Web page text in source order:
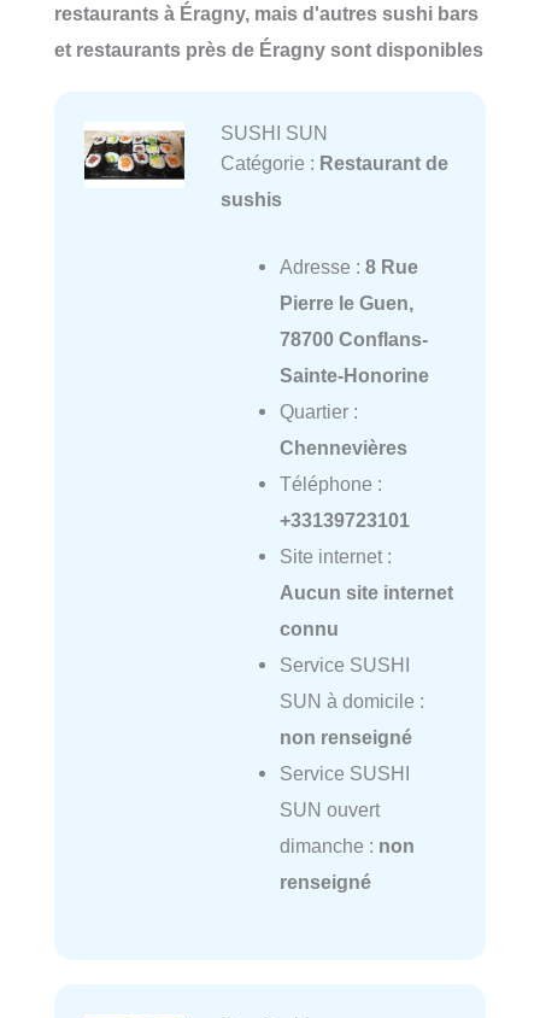
restaurants à Éragny, mais d'autres sushi bars
et restaurants près de Éragny sont disponibles
SUSHI SUN
Catégorie : Restaurant de
sushis
Adresse : 8 Rue
Pierre le Guen,
78700 Conflans-
Sainte-Honorine
Quartier :
Chennevières
Téléphone :
+33139723101
Site internet :
Aucun site internet
connu
Service SUSHI
SUN à domicile :
non renseigné
Service SUSHI
SUN ouvert
dimanche : non
renseigné